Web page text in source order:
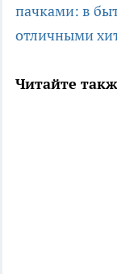
пачками: в
отличными
Читайте